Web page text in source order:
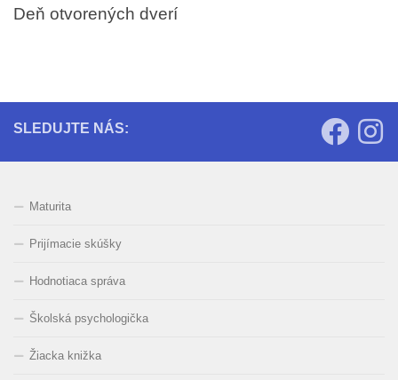
Deň otvorených dverí
SLEDUJTE NÁS:
Maturita
Prijímacie skúšky
Hodnotiaca správa
Školská psychologička
Žiacka knižka